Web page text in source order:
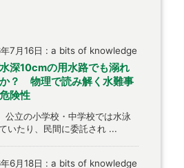
7月16日 : a bits of knowledge
深10cmの用水路でも溺れ
？ 物理で読み解く水難事
険性
公立の小学校・中学校では水泳
いたり、民間に委託され ...
6月18日 : a bits of knowledge